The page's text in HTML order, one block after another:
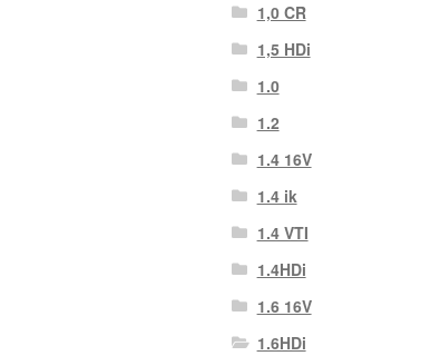
1,0 CR
1,5 HDi
1.0
1.2
1.4 16V
1.4 ik
1.4 VTI
1.4HDi
1.6 16V
1.6HDi